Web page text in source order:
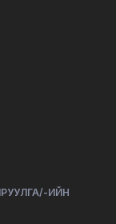
ИЙН